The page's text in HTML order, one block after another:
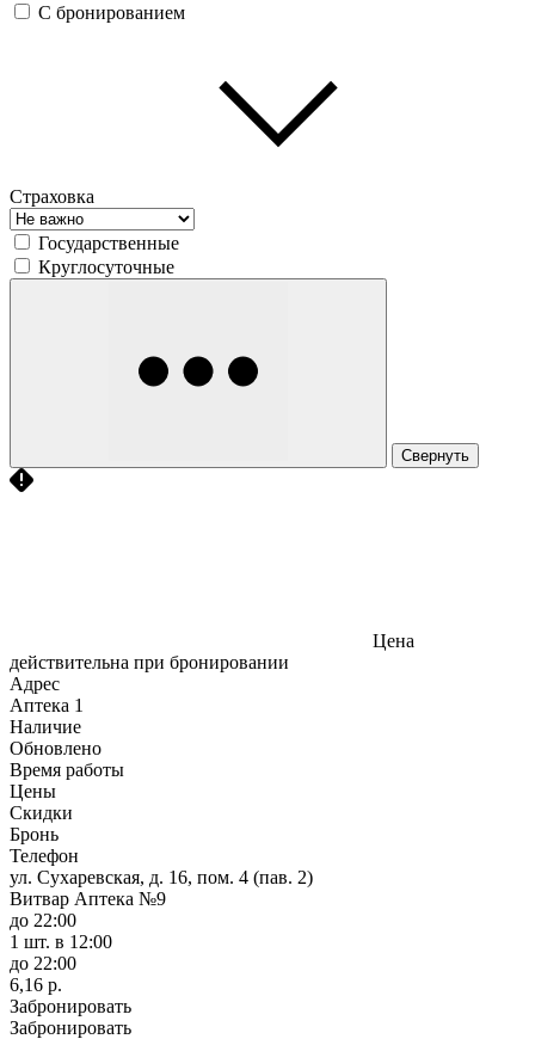
С бронированием
Страховка
Государственные
Круглосуточные
Свернуть
Цена
действительна при бронировании
Адрес
Аптека 1
Наличие
Обновлено
Время работы
Цены
Скидки
Бронь
Телефон
ул. Сухаревская, д. 16, пом. 4 (пав. 2)
Витвар Аптека №9
до 22:00
1 шт. в 12:00
до 22:00
6,16 р.
Забронировать
Забронировать